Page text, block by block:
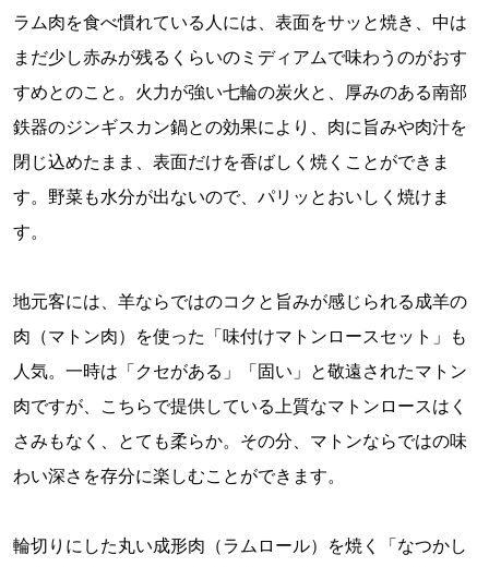
ラム肉を食べ慣れている人には、表面をサッと焼き、中は
まだ少し赤みが残るくらいのミディアムで味わうのがおす
すめとのこと。火力が強い七輪の炭火と、厚みのある南部
鉄器のジンギスカン鍋との効果により、肉に旨みや肉汁を
閉じ込めたまま、表面だけを香ばしく焼くことができま
す。野菜も水分が出ないので、パリッとおいしく焼けま
す。
地元客には、羊ならではのコクと旨みが感じられる成羊の
肉（マトン肉）を使った「味付けマトンロースセット」も
人気。一時は「クセがある」「固い」と敬遠されたマトン
肉ですが、こちらで提供している上質なマトンロースはく
さみもなく、とても柔らか。その分、マトンならではの味
わい深さを存分に楽しむことができます。
輪切りにした丸い成形肉（ラムロール）を焼く「なつかし